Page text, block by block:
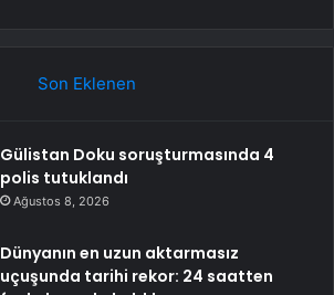
Son Eklenen
Gülistan Doku soruşturmasında 4
polis tutuklandı
Ağustos 8, 2026
Dünyanın en uzun aktarmasız
uçuşunda tarihi rekor: 24 saatten